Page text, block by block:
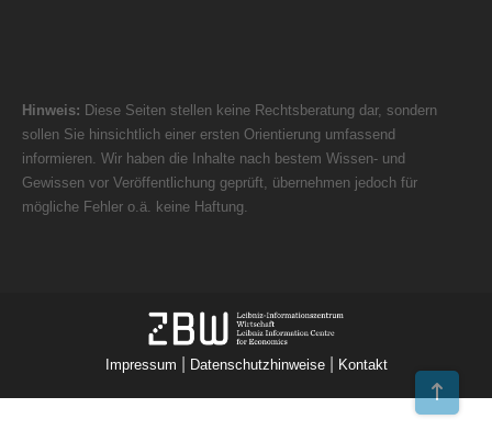
Hinweis: Diese Seiten stellen keine Rechtsberatung dar, sondern
sollen Sie hinsichtlich einer ersten Orientierung umfassend
informieren. Wir haben die Inhalte nach bestem Wissen- und
Gewissen vor Veröffentlichung geprüft, übernehmen jedoch für
mögliche Fehler o.ä. keine Haftung.
Impressum Datenschutzhinweise| Kontakt